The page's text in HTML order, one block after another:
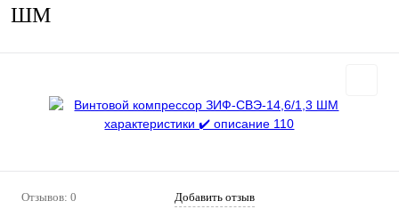
ШМ
Отзывов: 0 Добавить отзыв